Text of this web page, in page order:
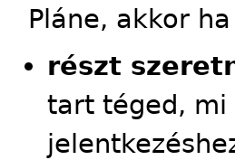
Pláne, akkor ha
részt
tart téged, mi